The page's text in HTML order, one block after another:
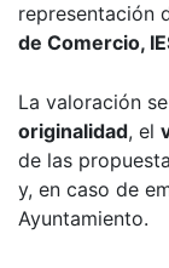
representación
de Comercio,
La valoración
originalidad, el
de las
y, en caso de
Ayuntamiento.